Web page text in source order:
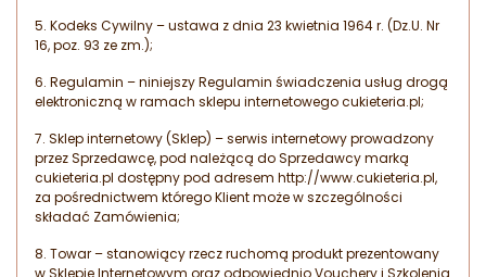
5. Kodeks Cywilny – ustawa z dnia 23 kwietnia 1964 r. (Dz.U. Nr
16, poz. 93 ze zm.);
6. Regulamin – niniejszy Regulamin świadczenia usług drogą
elektroniczną w ramach sklepu internetowego cukieteria.pl;
7. Sklep internetowy (Sklep) – serwis internetowy prowadzony
przez Sprzedawcę, pod należącą do Sprzedawcy marką
cukieteria.pl dostępny pod adresem http://www.cukieteria.pl,
za pośrednictwem którego Klient może w szczególności
składać Zamówienia;
8. Towar – stanowiący rzecz ruchomą produkt prezentowany